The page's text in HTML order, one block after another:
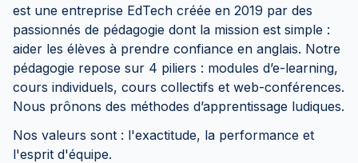
est une entreprise EdTech créée en 2019 par des
passionnés de pédagogie dont la mission est simple :
aider les élèves à prendre confiance en anglais. Notre
pédagogie repose sur 4 piliers : modules d’e-learning,
cours individuels, cours collectifs et web-conférences.
Nous prônons des méthodes d’apprentissage ludiques.
Nos valeurs sont : l'exactitude, la performance et
l'esprit d'équipe.